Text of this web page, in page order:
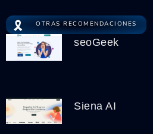
🎗️ OTRAS RECOMENDACIONES
seoGeek
Siena AI